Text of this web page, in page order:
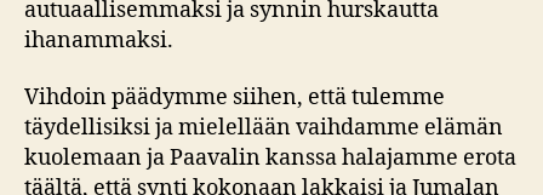
autuaallisemmaksi ja synnin hurskautta
ihanammaksi.
Vihdoin päädymme siihen, että tulemme
täydellisiksi ja mielellään vaihdamme elämän
kuolemaan ja Paavalin kanssa halajamme erota
täältä, että synti kokonaan lakkaisi ja Jumalan